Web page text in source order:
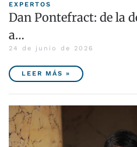
EXPERTOS
Dan Pontefract: de la
a…
24 de junio de 2026
LEER MÁS »